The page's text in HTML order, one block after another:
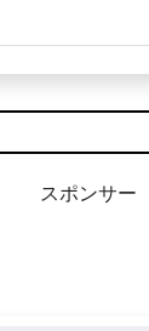
スポンサー